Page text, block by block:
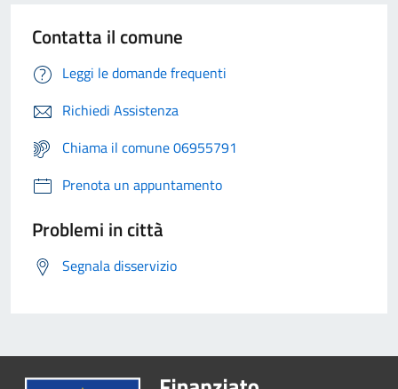
Contatta il comune
Leggi le domande frequenti
Richiedi Assistenza
Chiama il comune 06955791
Prenota un appuntamento
Problemi in città
Segnala disservizio